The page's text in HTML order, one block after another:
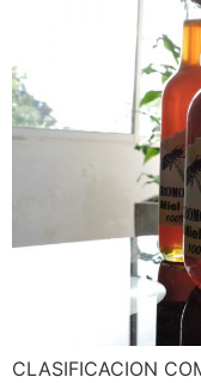
CLASIFICACION